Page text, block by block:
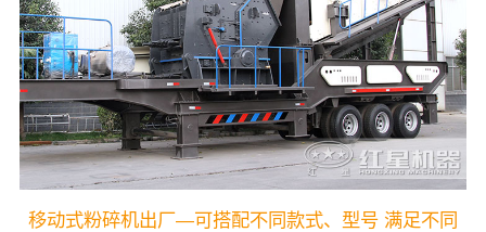
移动式粉碎机出厂—可搭配不同款式、型号 满足不同